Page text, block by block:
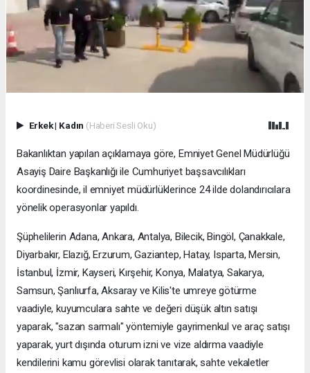
Erkek| Kadın (Haberi Sesli Oku)
Bakanlıktan yapılan açıklamaya göre, Emniyet Genel Müdürlüğü
Asayiş Daire Başkanlığı ile Cumhuriyet başsavcılıkları
koordinesinde, il emniyet müdürlüklerince 24 ilde dolandırıcılara
yönelik operasyonlar yapıldı.
Şüphelilerin Adana, Ankara, Antalya, Bilecik, Bingöl, Çanakkale,
Diyarbakır, Elazığ, Erzurum, Gaziantep, Hatay, Isparta, Mersin,
İstanbul, İzmir, Kayseri, Kırşehir, Konya, Malatya, Sakarya,
Samsun, Şanlıurfa, Aksaray ve Kilis'te umreye götürme
vaadiyle, kuyumculara sahte ve değeri düşük altın satışı
yaparak, "sazan sarmalı" yöntemiyle gayrimenkul ve araç satışı
yaparak, yurt dışında oturum izni ve vize aldırma vaadiyle
kendilerini kamu görevlisi olarak tanıtarak, sahte vekaletler